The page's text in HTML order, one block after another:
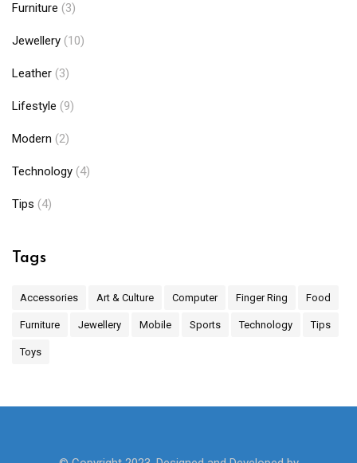
Furniture (3)
Jewellery (10)
Leather (3)
Lifestyle (9)
Modern (2)
Technology (4)
Tips (4)
Tags
Accessories Art & Culture Computer Finger Ring Food
Furniture Jewellery Mobile Sports Technology Tips
Toys